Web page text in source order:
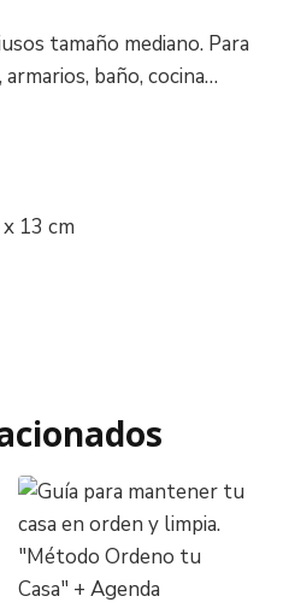
tamaño mediano. Para
baño, cocina…
13 cm